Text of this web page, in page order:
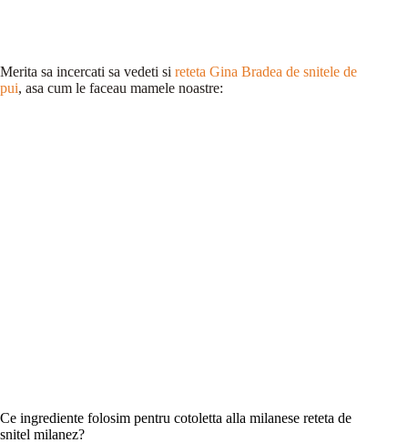
Merita sa incercati sa vedeti si reteta Gina Bradea de snitele de
pui, asa cum le faceau mamele noastre:
Ce ingrediente folosim pentru cotoletta alla milanese reteta de
snitel milanez?